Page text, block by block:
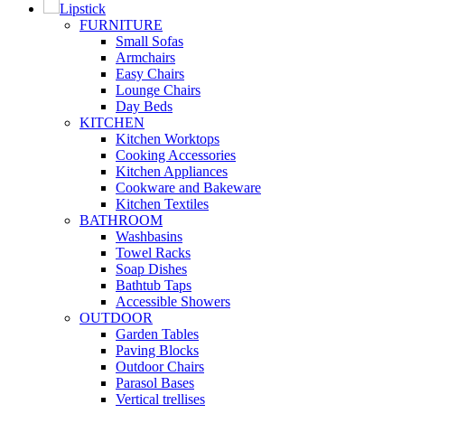
Lipstick
FURNITURE
Small Sofas
Armchairs
Easy Chairs
Lounge Chairs
Day Beds
KITCHEN
Kitchen Worktops
Cooking Accessories
Kitchen Appliances
Cookware and Bakeware
Kitchen Textiles
BATHROOM
Washbasins
Towel Racks
Soap Dishes
Bathtub Taps
Accessible Showers
OUTDOOR
Garden Tables
Paving Blocks
Outdoor Chairs
Parasol Bases
Vertical trellises